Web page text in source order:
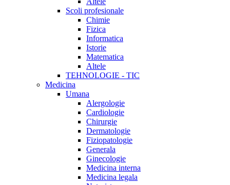
Scoli profesionale
Chimie
Fizica
Informatica
Istorie
Matematica
Altele
TEHNOLOGIE - TIC
Medicina
Umana
Alergologie
Cardiologie
Chirurgie
Dermatologie
Fiziopatologie
Generala
Ginecologie
Medicina interna
Medicina legala